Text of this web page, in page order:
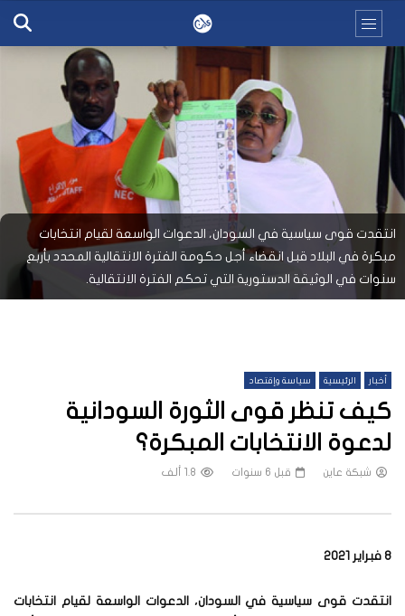
انتقدت قوى سياسية في السودان، الدعوات الواسعة لقيام انتخابات
مبكرة في البلاد قبل انقضاء أجل حكومة الفترة الانتقالية المحدد بأربع
سنوات في الوثيقة الدستورية التي تحكم الفترة الانتقالية.
أخبار الرئيسية سياسة وإقتصاد
كيف تنظر قوى الثورة السودانية
لدعوة الانتخابات المبكرة؟
شبكة عاين قبل 6 سنوات 1.8 ألف
8 فبراير 2021
انتقدت قوى سياسية في السودان، الدعوات الواسعة لقيام انتخابات